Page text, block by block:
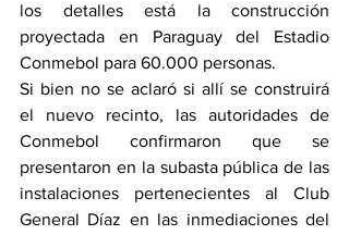
los detalles está la construcción
proyectada en Paraguay del Estadio
Conmebol para 60.000 personas.
Si bien no se aclaró si allí se construirá
el nuevo recinto, las autoridades de
Conmebol confirmaron que se
presentaron en la subasta pública de las
instalaciones pertenecientes al Club
General Díaz en las inmediaciones del